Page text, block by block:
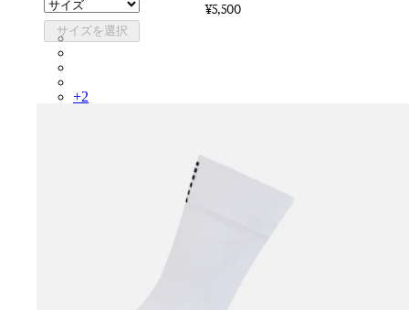
サイズを選択
¥5,500
RCP10XXBLW
+2